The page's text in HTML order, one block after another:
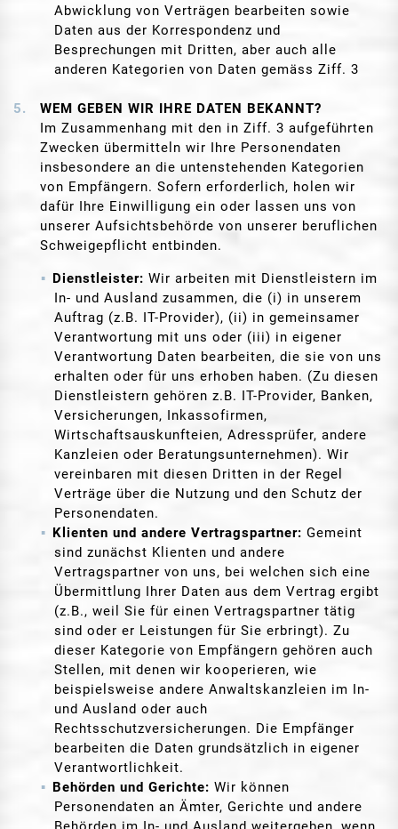
Abwicklung von Verträgen bearbeiten sowie
Daten aus der Korrespondenz und
Besprechungen mit Dritten, aber auch alle
anderen Kategorien von Daten gemäss Ziff. 3
WEM GEBEN WIR IHRE DATEN BEKANNT?
Im Zusammenhang mit den in Ziff. 3 aufgeführten
Zwecken übermitteln wir Ihre Personendaten
insbesondere an die untenstehenden Kategorien
von Empfängern. Sofern erforderlich, holen wir
dafür Ihre Einwilligung ein oder lassen uns von
unserer Aufsichtsbehörde von unserer beruflichen
Schweigepflicht entbinden.
Dienstleister: Wir arbeiten mit Dienstleistern im
In- und Ausland zusammen, die (i) in unserem
Auftrag (z.B. IT-Provider), (ii) in gemeinsamer
Verantwortung mit uns oder (iii) in eigener
Verantwortung Daten bearbeiten, die sie von uns
erhalten oder für uns erhoben haben. (Zu diesen
Dienstleistern gehören z.B. IT-Provider, Banken,
Versicherungen, Inkassofirmen,
Wirtschaftsauskunfteien, Adressprüfer, andere
Kanzleien oder Beratungsunternehmen). Wir
vereinbaren mit diesen Dritten in der Regel
Verträge über die Nutzung und den Schutz der
Personendaten.
Klienten und andere Vertragspartner: Gemeint
sind zunächst Klienten und andere
Vertragspartner von uns, bei welchen sich eine
Übermittlung Ihrer Daten aus dem Vertrag ergibt
(z.B., weil Sie für einen Vertragspartner tätig
sind oder er Leistungen für Sie erbringt). Zu
dieser Kategorie von Empfängern gehören auch
Stellen, mit denen wir kooperieren, wie
beispielsweise andere Anwaltskanzleien im In-
und Ausland oder auch
Rechtsschutzversicherungen. Die Empfänger
bearbeiten die Daten grundsätzlich in eigener
Verantwortlichkeit.
Behörden und Gerichte: Wir können
Personendaten an Ämter, Gerichte und andere